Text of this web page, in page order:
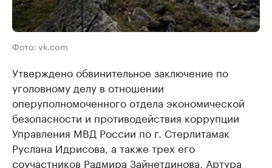
Фото: vk.com
Утверждено обвинительное заключение по
уголовному делу в отношении
оперуполномоченного отдела экономической
безопасности и противодействия коррупции
Управления МВД России по г. Стерлитамак
Руслана Идрисова, а также трех его
соучастников Радмира Зайнетдинова, Артура